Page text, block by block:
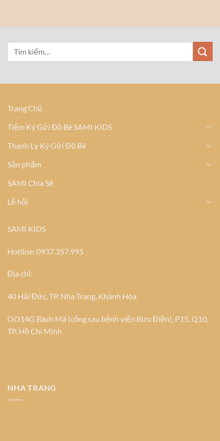
Trang Chủ
Tiệm Ký Gửi Đồ Bé SAMI KIDS
Thanh Lý Ký Gửi Đồ Bé
Sản phẩm
SAMI Chia Sẻ
Lễ hội
SAMI KIDS
Hotline: 0937.357.995
Địa chỉ:
40 Hải Đức, TP. Nha Trang, Khánh Hòa
OO14G Bạch Mã (cổng sau bệnh viện Bưu Điện), P15, Q10,
TP. Hồ Chí Minh
NHA TRANG